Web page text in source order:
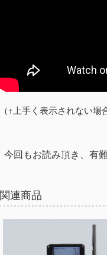
（↑上手く表示されない場
今回もお読み頂き、有
関連商品